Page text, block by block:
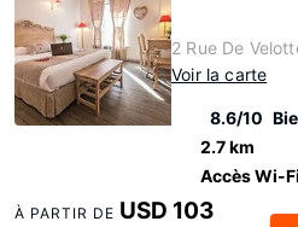
2 Rue De
Voir la carte
8.6/10
2.7 km
Accès Wi-
À PARTIR DE USD 103